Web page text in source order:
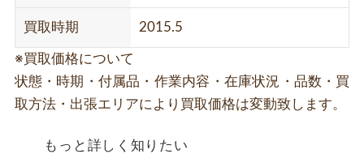
買取時期 2015.5
※買取価格について
状態・時期・付属品・作業内容・在庫状況・品数・買
取方法・出張エリアにより買取価格は変動致します。
もっと詳しく知りたい